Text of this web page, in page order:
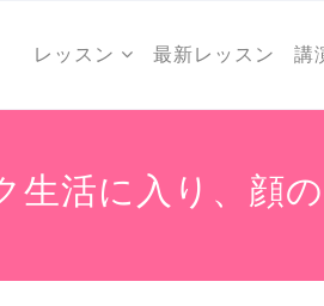
レッスン 最新レッスン 講
生活に入り、顔